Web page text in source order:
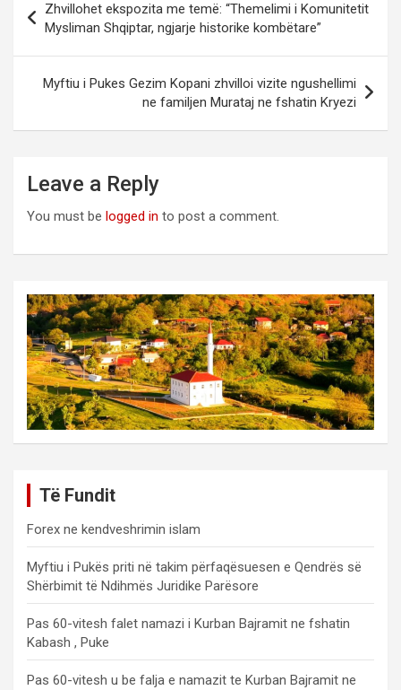
navigation
Zhvillohet ekspozita me temë: “Themelimi i Komunitetit
Mysliman Shqiptar, ngjarje historike kombëtare”
Myftiu i Pukes Gezim Kopani zhvilloi vizite ngushellimi
ne familjen Murataj ne fshatin Kryezi
Leave a Reply
You must be logged in to post a comment.
Të Fundit
Forex ne kendveshrimin islam
Myftiu i Pukës priti në takim përfaqësuesen e Qendrës së
Shërbimit të Ndihmës Juridike Parësore
Pas 60-vitesh falet namazi i Kurban Bajramit ne fshatin
Kabash , Puke
Pas 60-vitesh u be falja e namazit te Kurban Bajramit ne